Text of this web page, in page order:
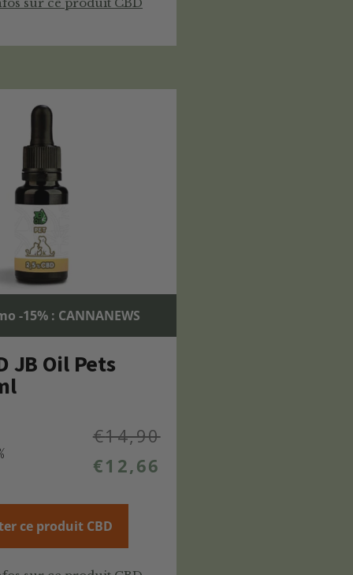
-15% : CANNANEWS
JB Oil Pets
€14,90
€12,66
ce produit CBD